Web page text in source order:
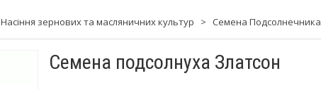
Насіння зернових та масляничних культур > Семена Подсолнечника
Семена подсолнуха Златсон